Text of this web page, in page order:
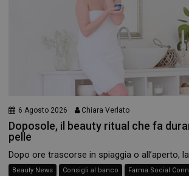
6 Agosto 2026 Chiara Verlato
Doposole, il beauty ritual che fa
pelle
Dopo ore trascorse in spiaggia o all’aperto, la
Beauty News Consigli al banco Farma Social